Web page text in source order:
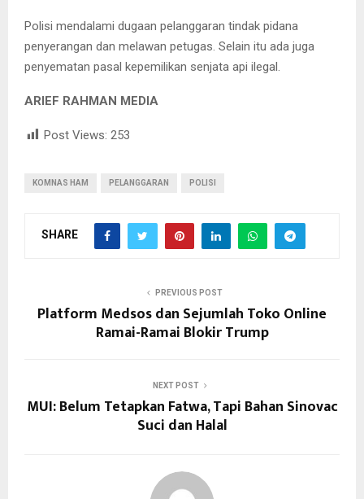
Polisi mendalami dugaan pelanggaran tindak pidana
penyerangan dan melawan petugas. Selain itu ada juga
penyematan pasal kepemilikan senjata api ilegal.
ARIEF RAHMAN MEDIA
Post Views: 253
KOMNAS HAM PELANGGARAN POLISI
SHARE
PREVIOUS POST
Platform Medsos dan Sejumlah Toko Online
Ramai-Ramai Blokir Trump
NEXT POST
MUI: Belum Tetapkan Fatwa, Tapi Bahan Sinovac
Suci dan Halal